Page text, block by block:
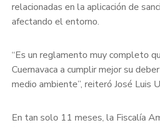
relacionadas en la aplicación de
afectando el entorno.
“Es un reglamento muy completo
Cuernavaca a cumplir mejor su
medio ambiente”, reiteró José Luis
En tan solo 11 meses, la Fiscalía